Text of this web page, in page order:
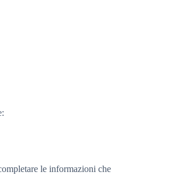
le informazioni che